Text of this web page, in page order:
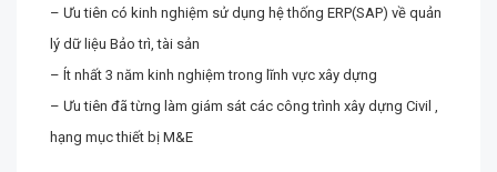
– Ưu tiên có kinh nghiệm sử dụng hệ thống ERP(SAP) về quản
lý dữ liệu Bảo trì, tài sản
– Ít nhất 3 năm kinh nghiệm trong lĩnh vực xây dựng
– Ưu tiên đã từng làm giám sát các công trình xây dựng Civil ,
hạng mục thiết bị M&E